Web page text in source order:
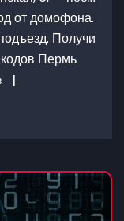
от домофона.
Получи
Пермь
|